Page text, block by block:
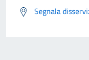
Segnala